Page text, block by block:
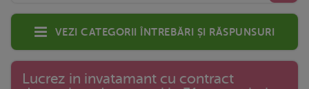
Vezi categorii întrebări și răspunsuri
Lucrez in invatamant cu contract